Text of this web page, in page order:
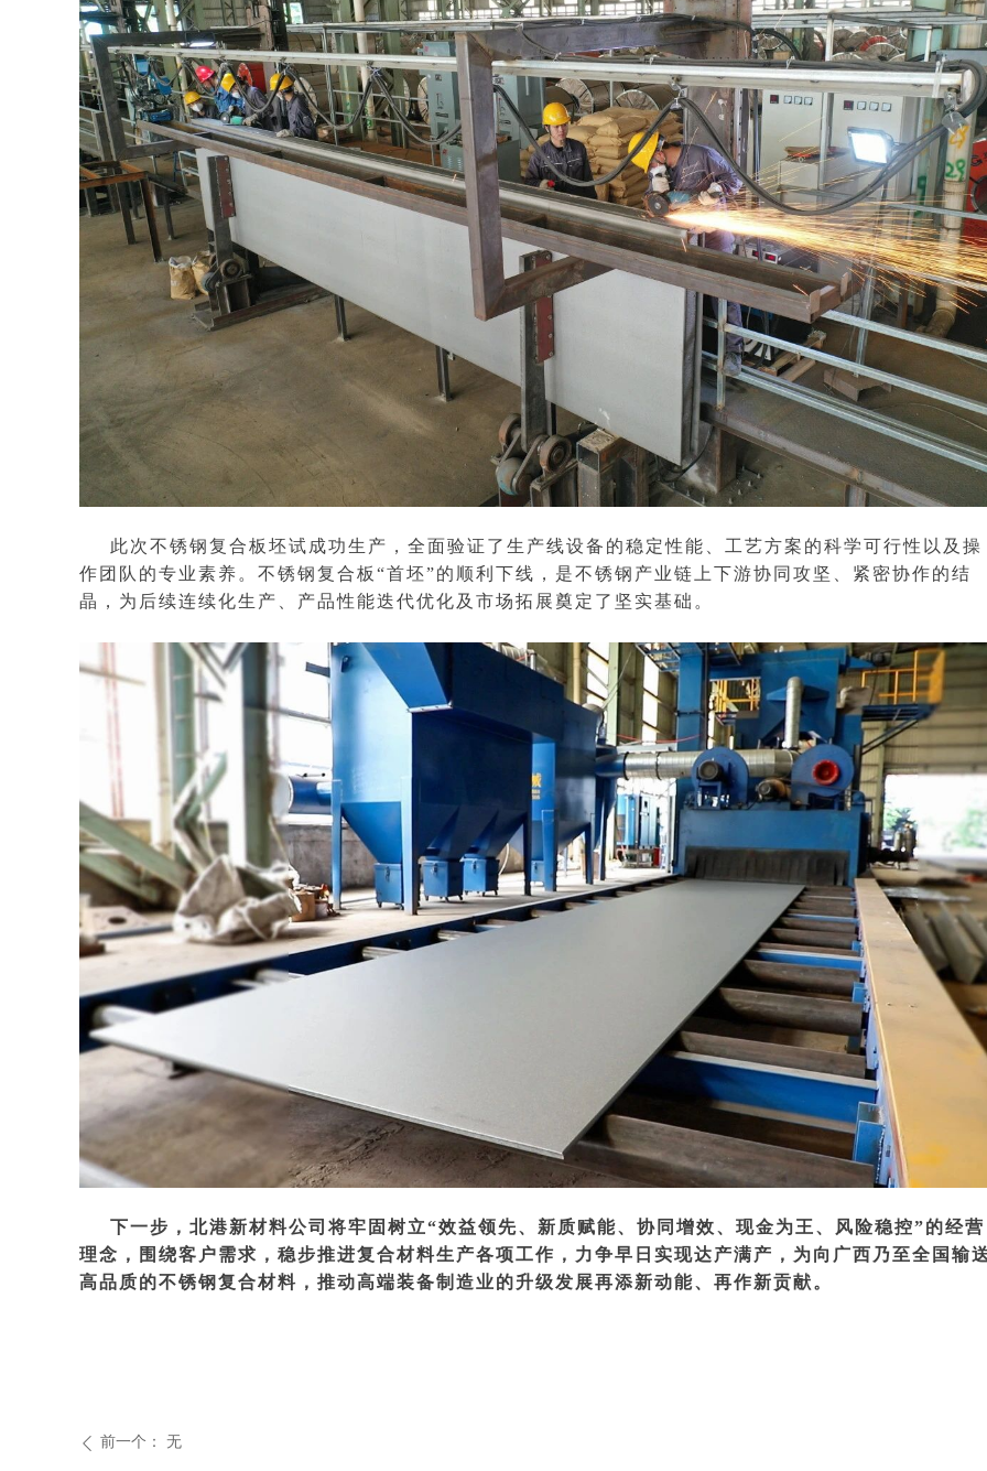
此次不锈钢复合板坯试成功生产，全面验证了生产线设备的稳定性能、工艺方案的科学可行性以及操
作团队的专业素养。不锈钢复合板“首坯”的顺利下线，是不锈钢产业链上下游协同攻坚、紧密协作的结
晶，为后续连续化生产、产品性能迭代优化及市场拓展奠定了坚实基础。
下一步，北港新材料公司将牢固树立“效益领先、新质赋能、协同增效、现金为王、风险稳控”的经营
理念，围绕客户需求，稳步推进复合材料生产各项工作，力争早日实现达产满产，为向广西乃至全国输
高品质的不锈钢复合材料，推动高端装备制造业的升级发展再添新动能、再作新贡献。
ꄴ 前一个： 无